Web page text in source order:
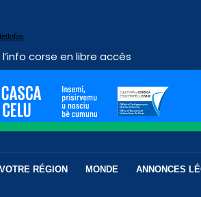
corse en libre accès
VOTRE RÉGION MONDE ANNONCES